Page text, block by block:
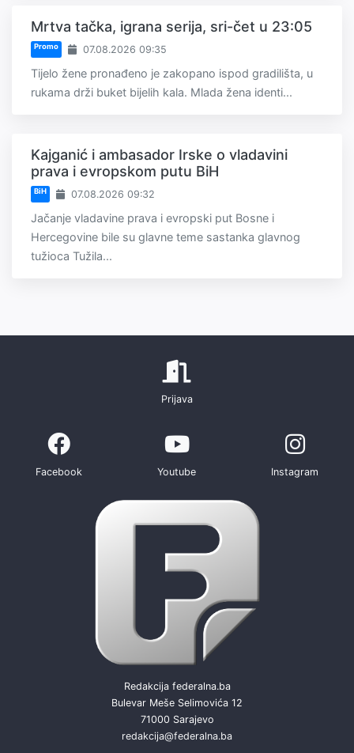
Mrtva tačka, igrana serija, sri-čet u 23:05
Promo 07.08.2026 09:35
Tijelo žene pronađeno je zakopano ispod gradilišta, u
rukama drži buket bijelih kala. Mlada žena identi...
Kajganić i ambasador Irske o vladavini
prava i evropskom putu BiH
BiH 07.08.2026 09:32
Jačanje vladavine prava i evropski put Bosne i
Hercegovine bile su glavne teme sastanka glavnog
tužioca Tužila...
Prijava
Facebook Youtube Instagram
Redakcija federalna.ba
Bulevar Meše Selimovića 12
71000 Sarajevo
redakcija@federalna.ba